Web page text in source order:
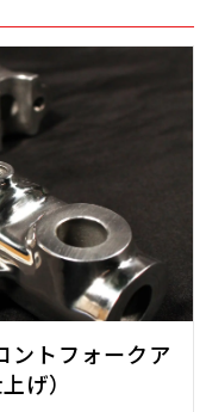
ントフォークア
げ）